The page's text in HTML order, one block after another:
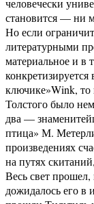
человечески
становится — ни
Но если
литературными
материальное и в
ключике»Wink, то
Толстого было
два —
птица» М.
произведениях
на путях
Весь свет прошел,
дожидалось его в